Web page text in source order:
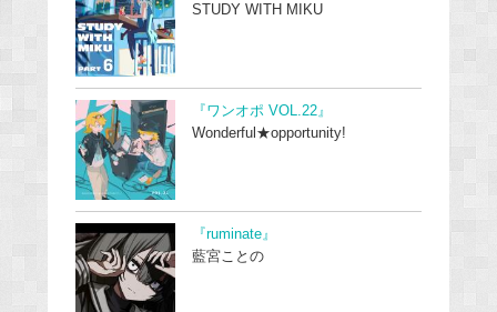
STUDY WITH MIKU
『ワンオポ VOL.22』
Wonderful★opportunity!
『ruminate』
藍宮ことの